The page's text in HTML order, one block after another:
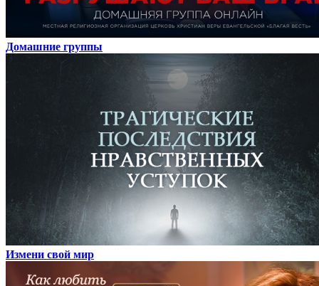
Домашние группы
Измени свой мир